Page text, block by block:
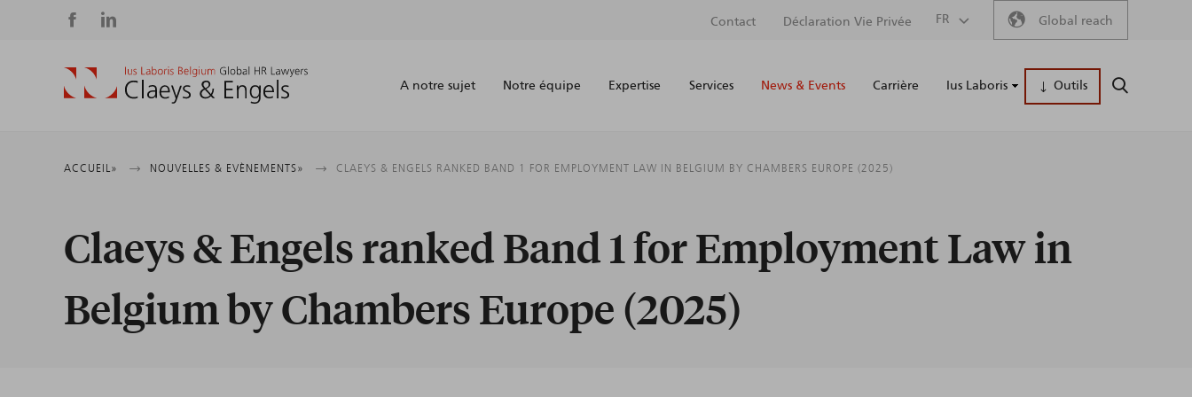
Social
media
Secondary
menu
Contact Déclaration Vie Privée FR Global reach
Main
A notre sujet Notre équipe Expertise Services News & Events Carrière Ius Laboris Outils
Fil
d'Ariane
ACCUEIL NOUVELLES & EVÈNEMENTS CLAEYS & ENGELS RANKED BAND 1 FOR EMPLOYMENT LAW IN BELGIUM BY CHAMBERS EUROPE (2025)
Claeys & Engels ranked Band 1 for Employment Law in
Belgium by Chambers Europe (2025)